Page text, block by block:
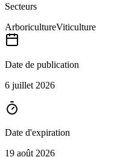
Secteurs
ArboricultureViticulture
Date de publication
6 juillet 2026
Date d'expiration
19 août 2026